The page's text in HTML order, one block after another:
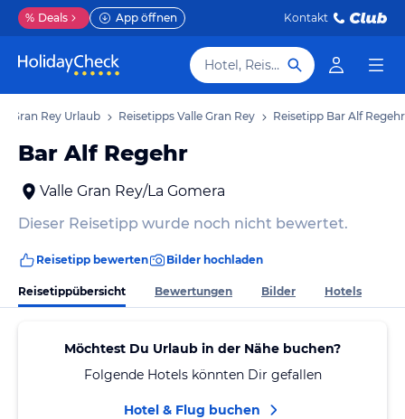
% Deals App öffnen Kontakt
Hotel, Reiseziel
Gran Rey Urlaub Reisetipps Valle Gran Rey Reisetipp Bar Alf Regehr
Bar Alf Regehr
Valle Gran Rey/La Gomera
Dieser Reisetipp wurde noch nicht bewertet.
Reisetipp bewerten Bilder hochladen
Reisetippübersicht Bewertungen Bilder Hotels
Möchtest Du Urlaub in der Nähe buchen?
Folgende Hotels könnten Dir gefallen
Hotel & Flug buchen